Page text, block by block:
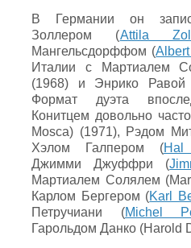
В Германии он
Золлером (Attila
Мангельсдорффом (
Италии с Мартиалем
(1968) и Энрико
Формат дуэта
Конитцем довольно
Mosca) (1971), Рэдом
Хэлом Галпером (Hal
Джимми Джуффри (
Мартиалем Солялем
Карлом Бергером (Karl
Петручиани (Michel
Гарольдом Данко (Harold